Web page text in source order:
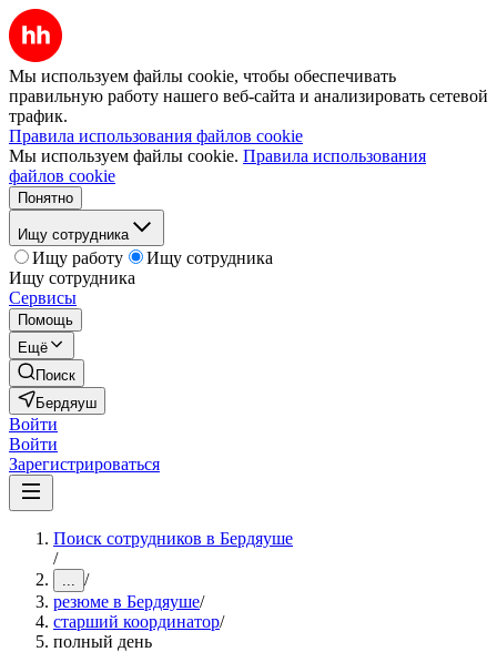
Мы используем файлы cookie, чтобы обеспечивать
правильную работу нашего веб-сайта и анализировать сетевой
трафик.
Правила использования файлов cookie
Мы используем файлы cookie. Правила использования
файлов cookie
Понятно
Ищу сотрудника
Ищу работу
Ищу сотрудника
Ищу сотрудника
Сервисы
Помощь
Ещё
Поиск
Бердяуш
Войти
Войти
Зарегистрироваться
Поиск сотрудников в Бердяуше
/
... /
резюме в Бердяуше/
старший координатор/
полный день